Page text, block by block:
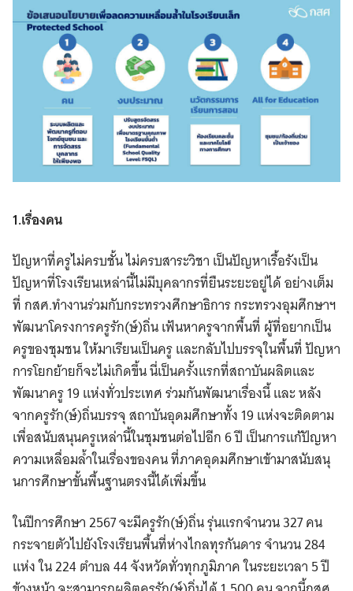
1.เรื่องคน
ปัญหาที่ครูไม่ครบชั้น ไม่ครบสาระวิชา เป็นปัญหาเรื้อรังเป็น
ปัญหาที่โรงเรียนเหล่านี้ไม่มีบุคลากรที่ยืนระยะอยู่ได้ อย่างเต็ม
ที่ กสศ.ทำงานร่วมกับกระทรวงศึกษาธิการ กระทรวงอุมศึกษาฯ
พัฒนาโครงการครูรัก(ษ์)ถิ่น เฟ้นหาครูจากพื้นที่ ผู้ที่อยากเป็น
ครูของชุมชน ให้มาเรียนเป็นครู และกลับไปบรรจุในพื้นที่ ปัญหา
การโยกย้ายก็จะไม่เกิดขึ้น นี่เป็นครั้งแรกที่สถาบันผลิตและ
พัฒนาครู 19 แห่งทั่วประเทศ ร่วมกันพัฒนาเรื่องนี้ และ หลัง
จากครูรัก(ษ์)ถิ่นบรรจุ สถาบันอุดมศึกษาทั้ง 19 แห่งจะติดตาม
เพื่อสนับสนุนครูเหล่านี้ในชุมชนต่อไปอีก 6 ปี เป็นการแก้ปัญหา
ความเหลื่อมล้ำในเรื่องของคน ที่ภาคอุดมศึกษาเข้ามาสนับสนุ
นการศึกษาขั้นพื้นฐานตรงนี้ได้เพิ่มขึ้น
ในปีการศึกษา 2567 จะมีครูรัก(ษ์)ถิ่น รุ่นแรกจำนวน 327 คน
กระจายตัวไปยังโรงเรียนพื้นที่ห่างไกลทุรกันดาร จำนวน 284
แห่ง ใน 224 ตำบล 44 จังหวัดทั่วทุกภูมิภาค ในระยะเวลา 5 ปี